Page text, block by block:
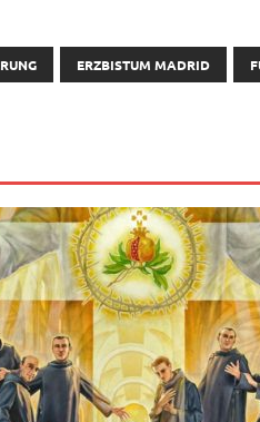
ERZBISTUM MADRID